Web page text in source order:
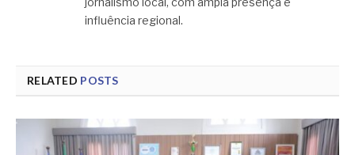
influência regional.
RELATED POSTS